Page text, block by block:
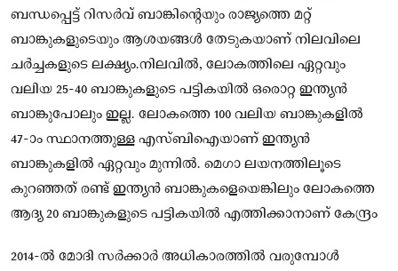
ബന്ധപ്പെട്ട് റിസർവ് ബാങ്കിന്റെയും രാജ്യത്തെ മറ്റ്
ബാങ്കുകളുടെയും ആശയങ്ങൾ തേടുകയാണ് നിലവിലെ
ചർച്ചകളുടെ ലക്ഷ്യം.നിലവിൽ, ലോകത്തിലെ ഏറ്റവും
വലിയ 25-40 ബാങ്കുകളുടെ പട്ടികയിൽ ഒരൊറ്റ ഇന്ത്യൻ
ബാങ്കുപോലും ഇല്ല. ലോകത്തെ 100 വലിയ ബാങ്കുകളിൽ
47-ാം സ്ഥാനത്തുള്ള എസ്ബിഐയാണ് ഇന്ത്യൻ
ബാങ്കുകളിൽ ഏറ്റവും മുന്നിൽ. മെഗാ ലയനത്തിലൂടെ
കുറഞ്ഞത് രണ്ട് ഇന്ത്യൻ ബാങ്കുകളെയെങ്കിലും ലോകത്തെ
ആദ്യ 20 ബാങ്കുകളുടെ പട്ടികയിൽ എത്തിക്കാനാണ് കേന്ദ്രം
2014-ൽ മോദി സർക്കാർ അധികാരത്തിൽ വരുമ്പോൾ